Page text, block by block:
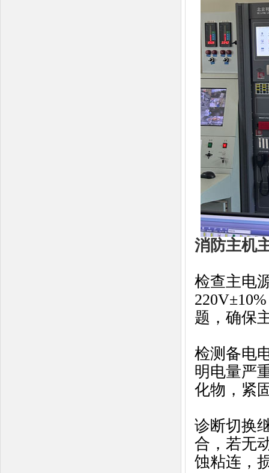
消防主机
检查主电
题，确保
检测备电
明电量严
化物，紧
诊断切换
合，若无
蚀粘连，